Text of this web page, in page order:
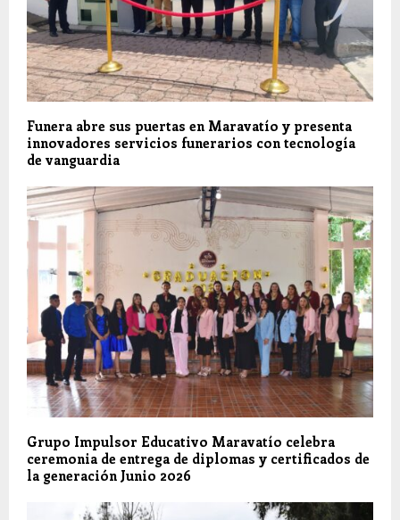
Funera abre sus puertas en Maravatío y presenta
innovadores servicios funerarios con tecnología
de vanguardia
Grupo Impulsor Educativo Maravatío celebra
ceremonia de entrega de diplomas y certificados de
la generación Junio 2026